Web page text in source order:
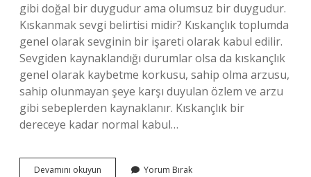
gibi doğal bir duygudur ama olumsuz bir duygudur.
Kıskanmak sevgi belirtisi midir? Kıskançlık toplumda
genel olarak sevginin bir işareti olarak kabul edilir.
Sevgiden kaynaklandığı durumlar olsa da kıskançlık
genel olarak kaybetme korkusu, sahip olma arzusu,
sahip olunmayan şeye karşı duyulan özlem ve arzu
gibi sebeplerden kaynaklanır. Kıskançlık bir
dereceye kadar normal kabul…
Devamını okuyun Yorum Bırak